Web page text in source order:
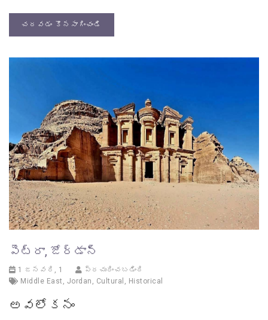
చదవడం కొనసాగించండి
పెట్రా, జోర్డాన్
1 జనవరి, 1
ప్రచురించబడింది
Middle East , Jordan , Cultural , Historical
అవలోకనం